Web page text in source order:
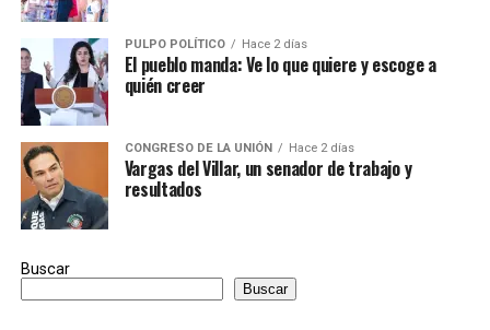
PULPO POLÍTICO Hace 2 días
El pueblo manda: Ve lo que quiere y escoge a
quién creer
CONGRESO DE LA UNIÓN Hace 2 días
Vargas del Villar, un senador de trabajo y
resultados
Buscar
Buscar